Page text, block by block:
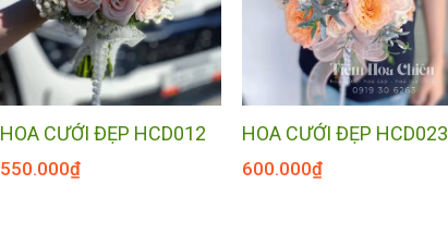
HOA CƯỚI ĐẸP HCD012
550.000₫
HOA CƯỚI ĐẸP HCD023
600.000₫